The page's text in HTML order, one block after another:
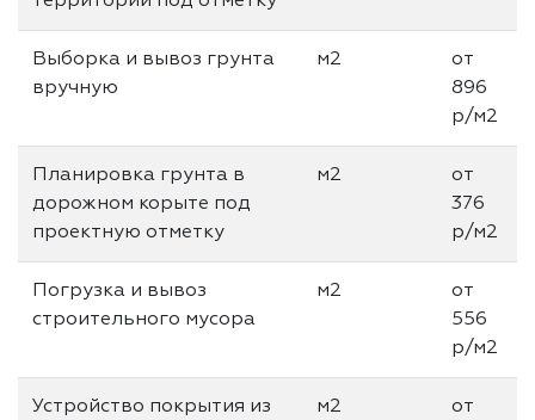
Выборка и вывоз грунта
вручную
м2
от
896
р/м2
Планировка грунта в
дорожном корыте под
проектную отметку
м2
от
376
р/м2
Погрузка и вывоз
строительного мусора
м2
от
556
р/м2
Устройство покрытия из
м2
от